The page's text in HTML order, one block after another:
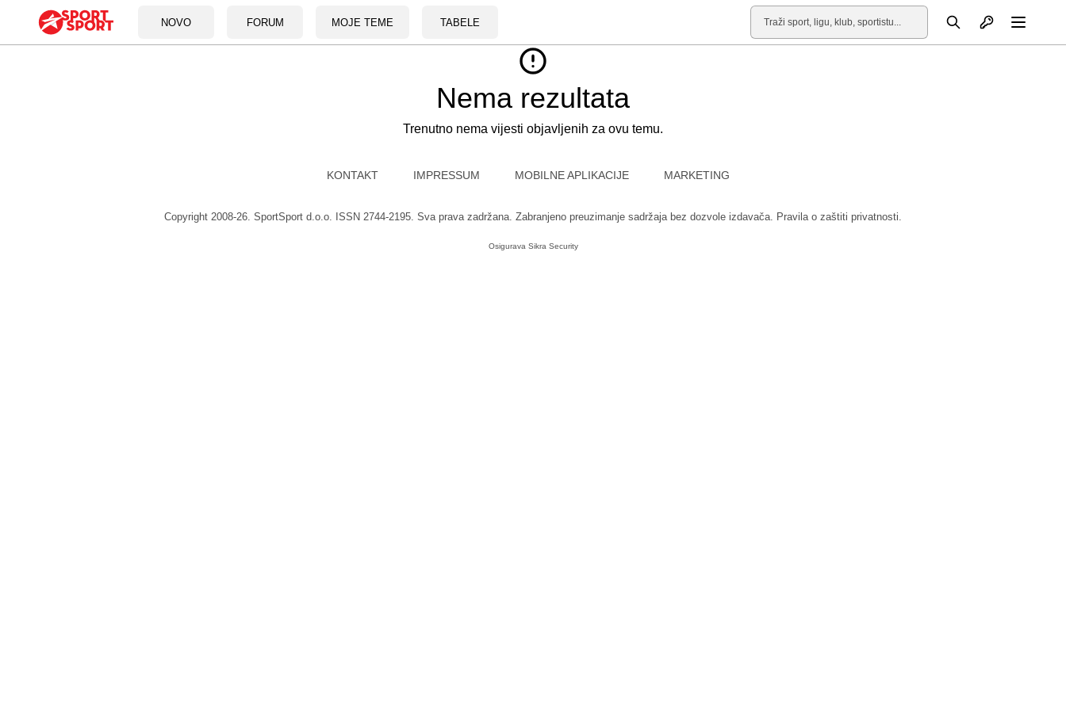
NOVO FORUM MOJE TEME TABELE
Pretraga Otvori profil
Nema rezultata
Trenutno nema vijesti objavljenih za ovu temu.
KONTAKT IMPRESSUM MOBILNE APLIKACIJE MARKETING
Copyright 2008-26. SportSport d.o.o. ISSN 2744-2195. Sva prava zadržana. Zabranjeno preuzimanje sadržaja bez dozvole izdavača. Pravila o zaštiti privatnosti.
Osigurava Sikra Security